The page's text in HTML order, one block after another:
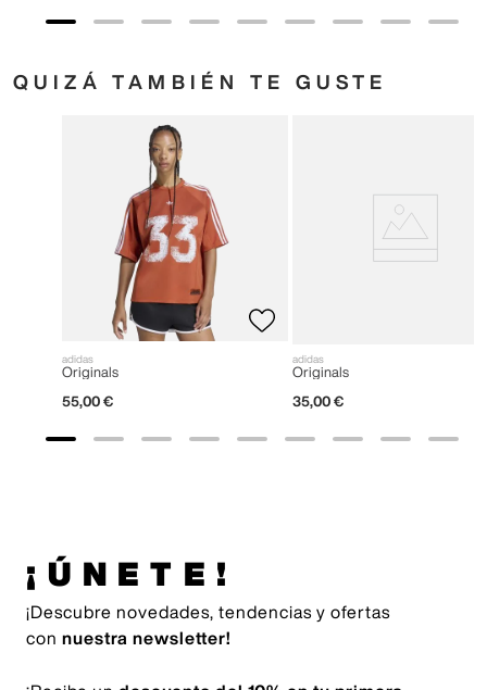
QUIZÁ TAMBIÉN TE GUSTE
adidas
Originals
55,00 €
adidas
Originals
35,00 €
¡ÚNETE!
¡Descubre novedades, tendencias y ofertas
con nuestra newsletter!